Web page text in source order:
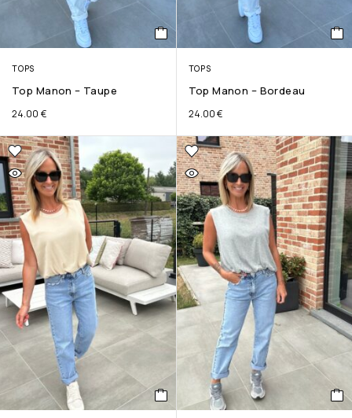
TOPS
Top Manon – Taupe
24.00 €
TOPS
Top Manon – Bordeau
24.00€